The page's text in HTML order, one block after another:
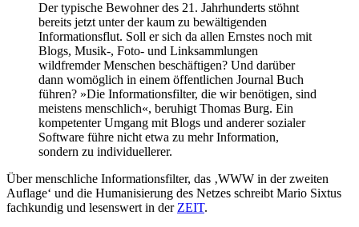
Der typische Bewohner des 21. Jahrhunderts stöhnt
bereits jetzt unter der kaum zu bewältigenden
Informationsflut. Soll er sich da allen Ernstes noch mit
Blogs, Musik-, Foto- und Linksammlungen
wildfremder Menschen beschäftigen? Und darüber
dann womöglich in einem öffentlichen Journal Buch
führen? »Die Informationsfilter, die wir benötigen, sind
meistens menschlich«, beruhigt Thomas Burg. Ein
kompetenter Umgang mit Blogs und anderer sozialer
Software führe nicht etwa zu mehr Information,
sondern zu individuellerer.
Über menschliche Informationsfilter, das ‚WWW in der zweiten
Auflage‘ und die Humanisierung des Netzes schreibt Mario Sixtus
fachkundig und lesenswert in der ZEIT.